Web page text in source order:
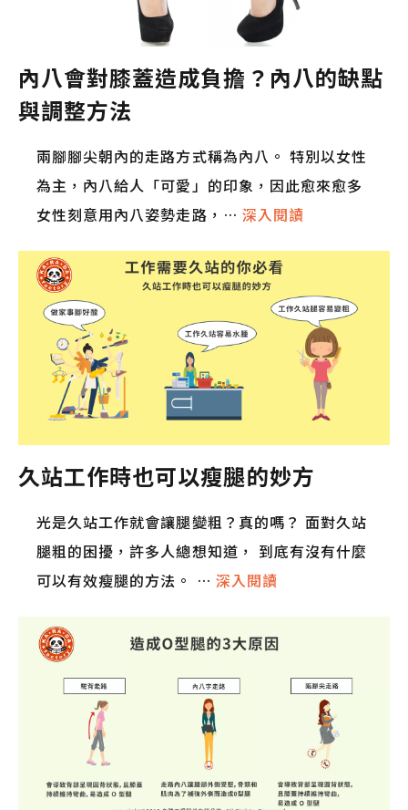
內八會對膝蓋造成負擔？內八的缺點
與調整方法
兩腳腳尖朝內的走路方式稱為內八。 特別以女性
為主，內八給人「可愛」的印象，因此愈來愈多
女性刻意用內八姿勢走路，… 深入閱讀
久站工作時也可以瘦腿的妙方
光是久站工作就會讓腿變粗？真的嗎？ 面對久站
腿粗的困擾，許多人總想知道， 到底有沒有什麼
可以有效瘦腿的方法。 … 深入閱讀